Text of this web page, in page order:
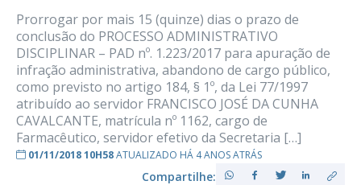
Prorrogar por mais 15 (quinze) dias o prazo de
conclusão do PROCESSO ADMINISTRATIVO
DISCIPLINAR – PAD nº. 1.223/2017 para apuração de
infração administrativa, abandono de cargo público,
como previsto no artigo 184, § 1º, da Lei 77/1997
atribuído ao servidor FRANCISCO JOSÉ DA CUNHA
CAVALCANTE, matrícula nº 1162, cargo de
Farmacêutico, servidor efetivo da Secretaria […]
01/11/2018 10H58ATUALIZADO HÁ 4 ANOS ATRÁS
Compartilhe: